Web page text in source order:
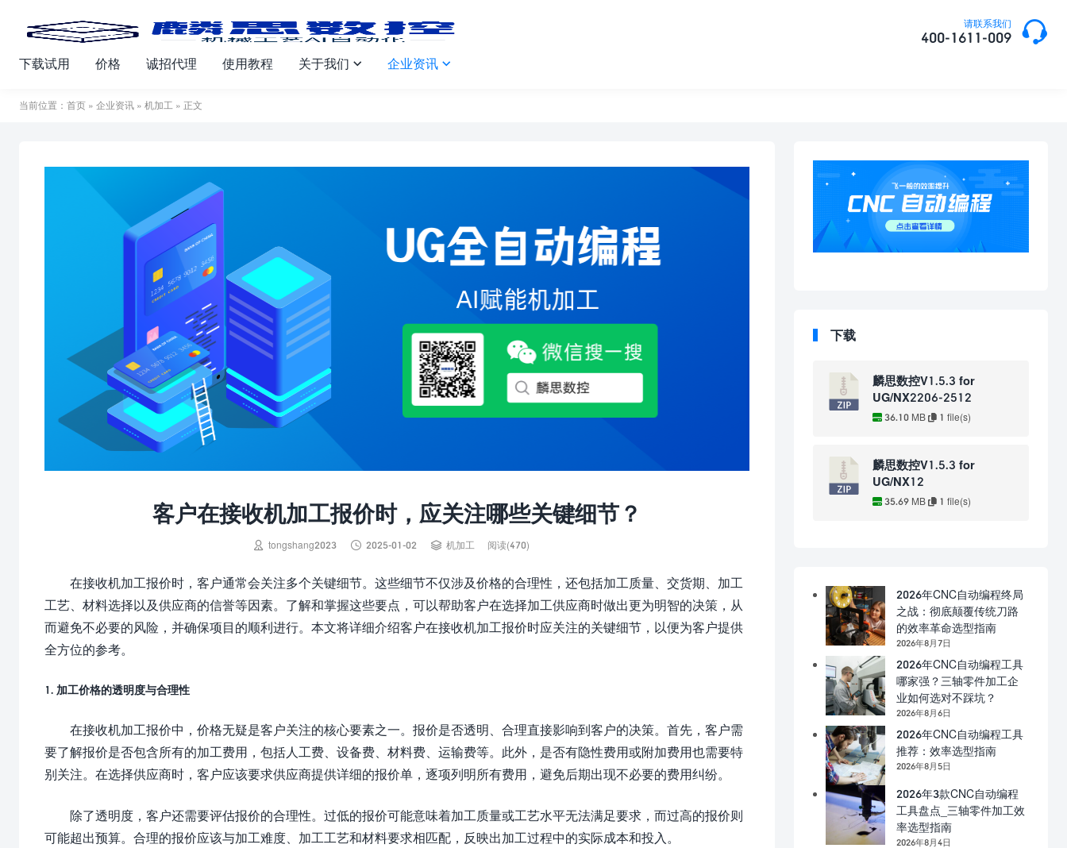
请联系我们
400-1611-009 
下载试用 价格 诚招代理 使用教程 关于我们  企业资讯 
当前位置： 首页 » 企业资讯 » 机加工 » 正文
客户在接收机加工报价时，应关注哪些关键细节？
 tongshang2023  2025-01-02  机加工 阅读(470)
在接收机加工报价时，客户通常会关注多个关键细节。这些细节不仅涉及价格的合理性，还包括加工质量、交货期、加工
工艺、材料选择以及供应商的信誉等因素。了解和掌握这些要点，可以帮助客户在选择加工供应商时做出更为明智的决策，从
而避免不必要的风险，并确保项目的顺利进行。本文将详细介绍客户在接收机加工报价时应关注的关键细节，以便为客户提供
全方位的参考。
1. 加工价格的透明度与合理性
在接收机加工报价中，价格无疑是客户关注的核心要素之一。报价是否透明、合理直接影响到客户的决策。首先，客户需
要了解报价是否包含所有的加工费用，包括人工费、设备费、材料费、运输费等。此外，是否有隐性费用或附加费用也需要特
别关注。在选择供应商时，客户应该要求供应商提供详细的报价单，逐项列明所有费用，避免后期出现不必要的费用纠纷。
除了透明度，客户还需要评估报价的合理性。过低的报价可能意味着加工质量或工艺水平无法满足要求，而过高的报价则
可能超出预算。合理的报价应该与加工难度、加工工艺和材料要求相匹配，反映出加工过程中的实际成本和投入。
下载
麟思数控V1.5.3 for
UG/NX2206-2512
36.10 MB 1 file(s)
麟思数控V1.5.3 for
UG/NX12
35.69 MB 1 file(s)
2026年CNC自动编程终局
之战：彻底颠覆传统刀路
的效率革命选型指南
2026年8月7日
2026年CNC自动编程工具
哪家强？三轴零件加工企
业如何选对不踩坑？
2026年8月6日
2026年CNC自动编程工具
推荐：效率选型指南
2026年8月5日
2026年3款CNC自动编程
工具盘点_三轴零件加工效
率选型指南
2026年8月4日